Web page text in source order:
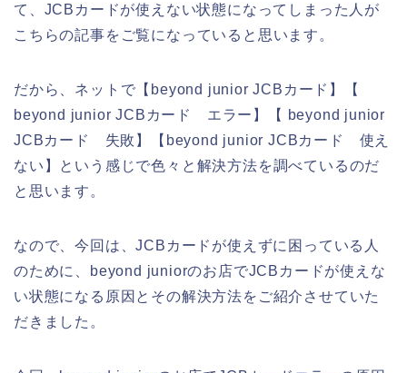
て、JCBカードが使えない状態になってしまった人が
こちらの記事をご覧になっていると思います。
だから、ネットで【beyond junior JCBカード】【
beyond junior JCBカード エラー】【 beyond junior
JCBカード 失敗】【beyond junior JCBカード 使え
ない】という感じで色々と解決方法を調べているのだ
と思います。
なので、今回は、JCBカードが使えずに困っている人
のために、beyond juniorのお店でJCBカードが使えな
い状態になる原因とその解決方法をご紹介させていた
だきました。